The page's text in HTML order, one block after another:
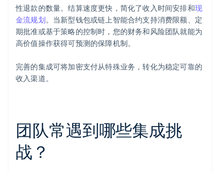
性退款的数量。结算速度更快，简化了收入时间安排和现
金流规划。当新型钱包或链上智能合约支持消费限额、定
期批准或基于策略的控制时，您的财务和风险团队就能为
高价值操作获得可预测的保障机制。
完善的集成可将加密支付从特殊业务，转化为稳定可靠的
收入渠道。
团队常遇到哪些集成挑
战？